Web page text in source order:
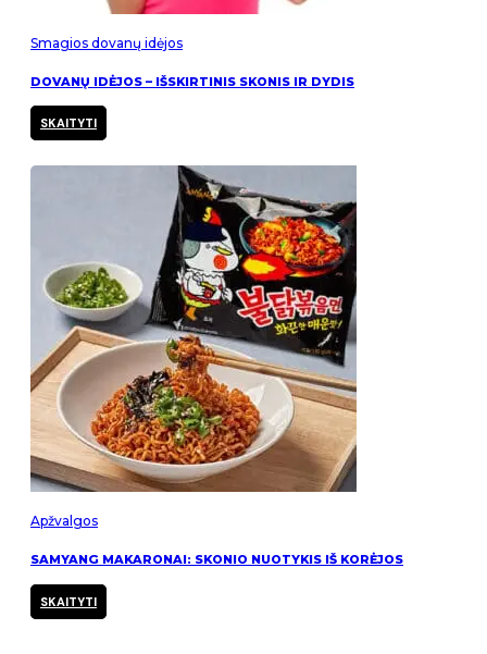
Smagios dovanų idėjos
DOVANŲ IDĖJOS – IŠSKIRTINIS SKONIS IR DYDIS
SKAITYTI
Apžvalgos
SAMYANG MAKARONAI: SKONIO NUOTYKIS IŠ KORĖJOS
SKAITYTI